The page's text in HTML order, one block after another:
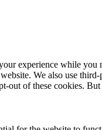
experience while you
We also use
out of these cookies.